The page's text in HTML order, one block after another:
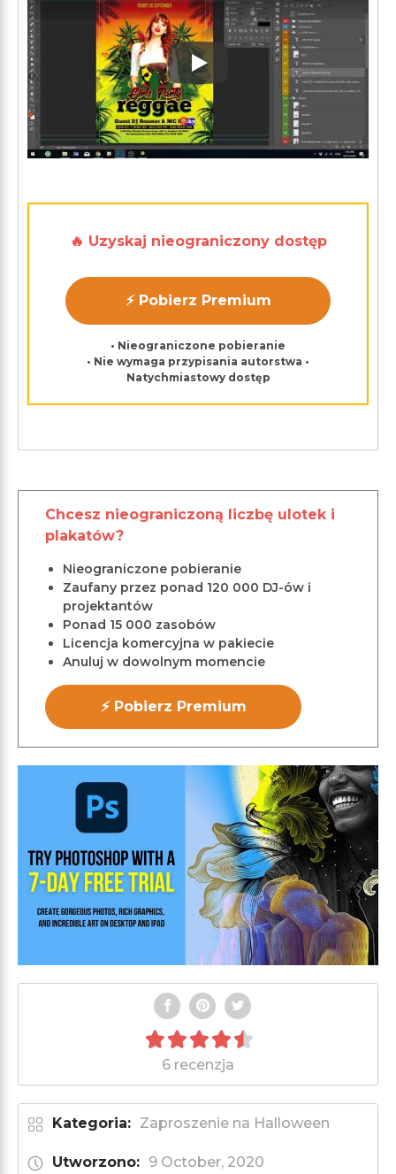
Play: Keynote (Google I/O
🔥 Uzyskaj nieograniczony dostęp
⚡ Pobierz Premium
• Nieograniczone pobieranie
• Nie wymaga przypisania autorstwa •
Natychmiastowy dostęp
Chcesz nieograniczoną liczbę ulotek i
plakatów?
Nieograniczone pobieranie
Zaufany przez ponad 120 000 DJ-ów i
projektantów
Ponad 15 000 zasobów
Licencja komercyjna w pakiecie
Anuluj w dowolnym momencie
⚡ Pobierz Premium
6 recenzja
Kategoria: Zaproszenie na Halloween
Utworzono: 9 October, 2020